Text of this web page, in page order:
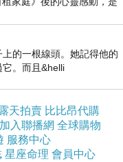
人心，就是真情
的一根線頭。她記得他的
。而且&helli
天拍賣 比比昂代購
加入聯播網 全球購物
服務中心
星座命理 會員中心